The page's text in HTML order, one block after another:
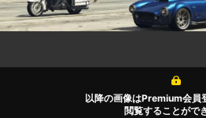
以降の画像はPremium会員
閲覧することがで